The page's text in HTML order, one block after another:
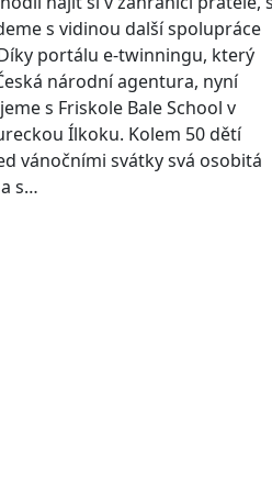
s vidinou další spolupráce
portálu e-twinningu, který
národní agentura, nyní
s Friskole Bale School v
Ílkoku. Kolem 50 dětí
vánočními svátky svá osobitá
s…